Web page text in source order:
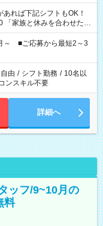
い」 「できれば残業はし
※Wワーク希望
時間と、もう1つのお仕事
場合は応募できません。
～ ■ご応募から最短2～3
由 / シフト勤務 / 10名以
ンスキル不要
詳細へ
ッフ/9~10月の
料